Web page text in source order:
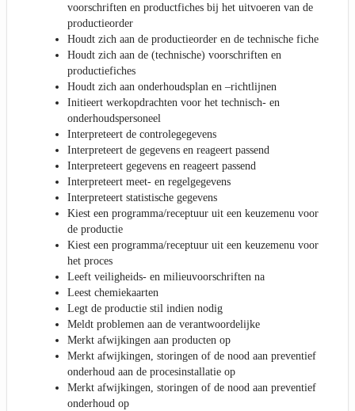
voorschriften en productfiches bij het uitvoeren van de
productieorder
Houdt zich aan de productieorder en de technische fiche
Houdt zich aan de (technische) voorschriften en
productiefiches
Houdt zich aan onderhoudsplan en –richtlijnen
Initieert werkopdrachten voor het technisch- en
onderhoudspersoneel
Interpreteert de controlegegevens
Interpreteert de gegevens en reageert passend
Interpreteert gegevens en reageert passend
Interpreteert meet- en regelgegevens
Interpreteert statistische gegevens
Kiest een programma/receptuur uit een keuzemenu voor
de productie
Kiest een programma/receptuur uit een keuzemenu voor
het proces
Leeft veiligheids- en milieuvoorschriften na
Leest chemiekaarten
Legt de productie stil indien nodig
Meldt problemen aan de verantwoordelijke
Merkt afwijkingen aan producten op
Merkt afwijkingen, storingen of de nood aan preventief
onderhoud aan de procesinstallatie op
Merkt afwijkingen, storingen of de nood aan preventief
onderhoud op